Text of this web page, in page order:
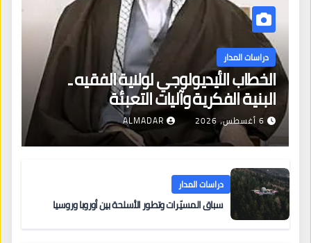
دراسات المدار
الخطاب الأيديولوجي لولاية الفقيه ـ
البنية الفكرية وآليات التعبئة
6 أغسطس، 2026 ALMADAR
دراسات المدار
سباق المسيّرات وتطور الأسلحة بين أوروبا وروسيا